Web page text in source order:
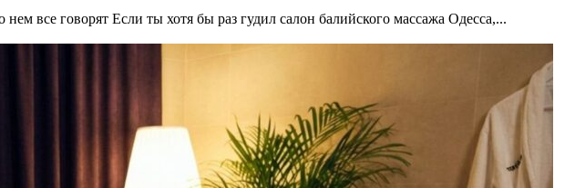
все говорят Если ты хотя бы раз гудил салон балийского массажа Одесса,...